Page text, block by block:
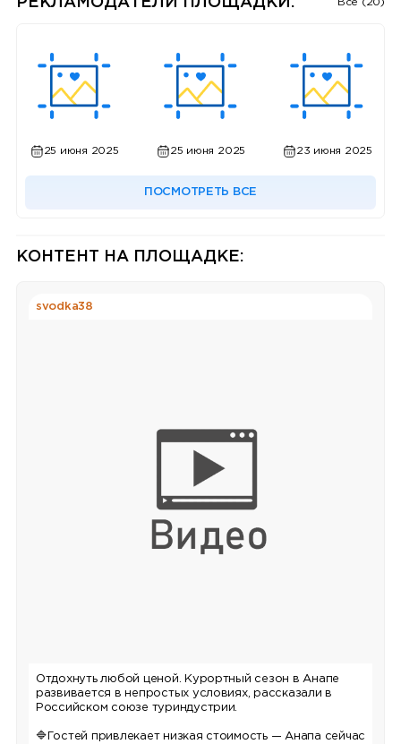
Все (20)
25 июня 2025 25 июня 2025 23 июня 2025
ПОСМОТРЕТЬ ВСЕ
КОНТЕНТ НА ПЛОЩАДКЕ:
svodka38
Отдохнуть любой ценой. Курортный сезон в Анапе
развивается в непростых условиях, рассказали в
Российском союзе туриндустрии.
🔷Гостей привлекает низкая стоимость — Анапа сейчас